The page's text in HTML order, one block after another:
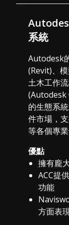
系統
Autodesk
(Revit)、
土木工作
(Autodesk
的生態系
件市場，
等各個專業
優點
擁有龐
ACC提
功能
方面表